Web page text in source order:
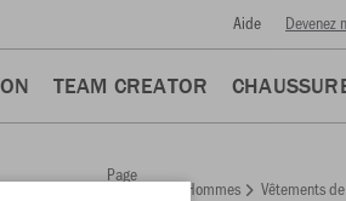
Aide Devenez
TEAM CREATOR
Retour
Page
Hommes Vêtements